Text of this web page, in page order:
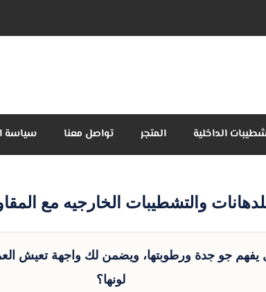
الداخلية المتجر تواصل معنا سياسة
والتشطيبات الخارجيه مع
جو جدة ورطوبتها، ويضمن لك واجهة تعيش
لونها؟